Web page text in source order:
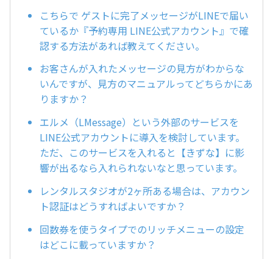
こちらで ゲストに完了メッセージがLINEで届い
ているか『予約専用 LINE公式アカウント』で確
認する方法があれば教えてください。
お客さんが入れたメッセージの見方がわからな
いんですが、見方のマニュアルってどちらかにあ
りますか？
エルメ（LMessage）という外部のサービスを
LINE公式アカウントに導入を検討しています。
ただ、このサービスを入れると【きずな】に影
響が出るなら入れられないなと思っています。
レンタルスタジオが2ヶ所ある場合は、アカウン
ト認証はどうすればよいですか？
回数券を使うタイプでのリッチメニューの設定
はどこに載っていますか？